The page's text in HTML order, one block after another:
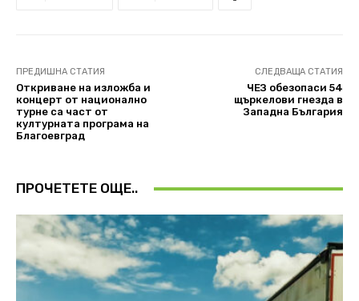
ПРЕДИШНА СТАТИЯ
Откриване на изложба и
концерт от национално
турне са част от
културната програма на
Благоевград
СЛЕДВАЩА СТАТИЯ
ЧЕЗ обезопаси 54
щъркелови гнезда в
Западна България
ПРОЧЕТЕТЕ ОЩЕ..